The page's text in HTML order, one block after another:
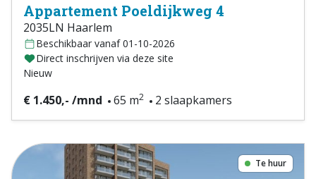
Appartement Poeldijkweg 4
2035LN Haarlem
Beschikbaar vanaf 01-10-2026
Direct inschrijven via deze site
Nieuw
€ 1.450,- /mnd 65 m2 2 slaapkamers
Te huur